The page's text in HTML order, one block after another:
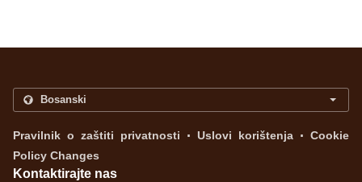
Pravilnik o zaštiti privatnosti . Uslovi korištenja . Cookie
Policy Changes
Kontaktirajte nas